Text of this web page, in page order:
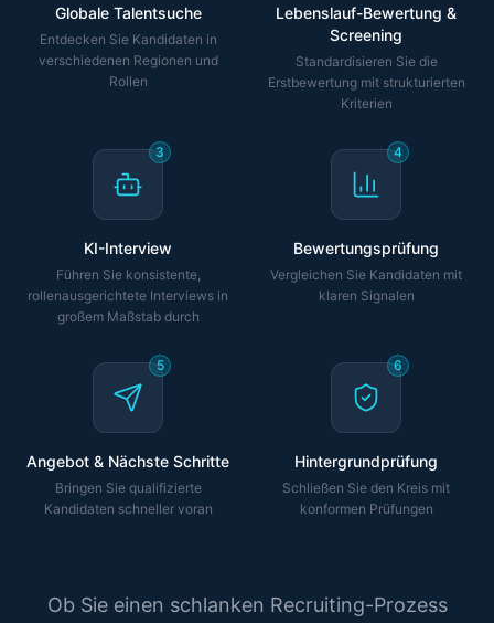
Globale Talentsuche
Entdecken Sie Kandidaten in
verschiedenen Regionen und
Rollen
Lebenslauf-Bewertung &
Screening
Standardisieren Sie die
Erstbewertung mit strukturierten
Kriterien
3
KI-Interview
Führen Sie konsistente,
rollenausgerichtete Interviews in
großem Maßstab durch
4
Bewertungsprüfung
Vergleichen Sie Kandidaten mit
klaren Signalen
5
Angebot & Nächste Schritte
Bringen Sie qualifizierte
Kandidaten schneller voran
6
Hintergrundprüfung
Schließen Sie den Kreis mit
konformen Prüfungen
Ob Sie einen schlanken Recruiting-Prozess